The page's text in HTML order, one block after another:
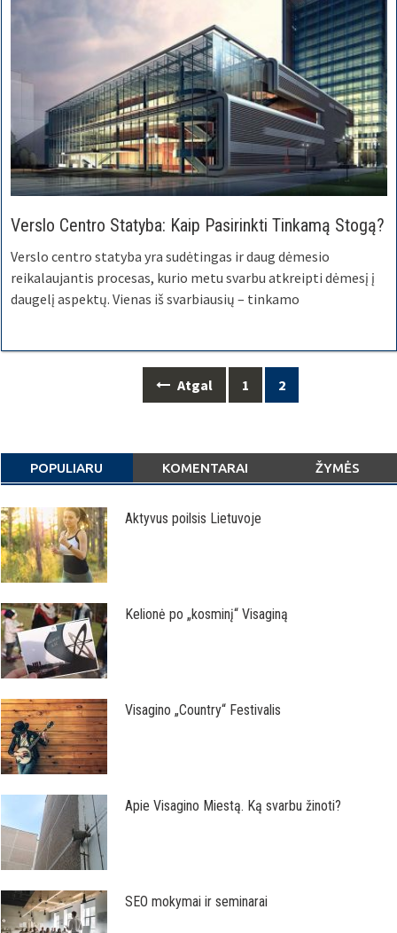
Verslo Centro Statyba: Kaip Pasirinkti Tinkamą Stogą?
Verslo centro statyba yra sudėtingas ir daug dėmesio
reikalaujantis procesas, kurio metu svarbu atkreipti dėmesį į
daugelį aspektų. Vienas iš svarbiausių – tinkamo
Atgal 1 2
POPULIARU KOMENTARAI ŽYMĖS
Aktyvus poilsis Lietuvoje
Kelionė po „kosminį“ Visaginą
Visagino „Country“ Festivalis
Apie Visagino Miestą. Ką svarbu žinoti?
SEO mokymai ir seminarai